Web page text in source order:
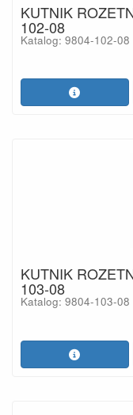
KUTNIK
102-08
Katalog: 9804-102-08
KUTNIK
103-08
Katalog: 9804-103-08